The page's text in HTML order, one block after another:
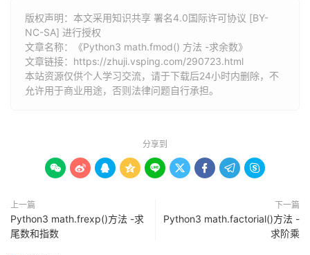
版权声明：本文采用知识共享 署名4.0国际许可协议 [BY-
NC-SA] 进行授权
文章名称：《Python3 math.fmod() 方法 -求余数》
文章链接： https://zhuji.vsping.com/290723.html
本站资源仅供个人学习交流，请于下载后24小时内删除，不
允许用于商业用途，否则法律问题自行承担。
分享到
        
上一篇
Python3 math.frexp()方法 -求
尾数和指数
下一篇
Python3 math.factorial()方法 -
求阶乘